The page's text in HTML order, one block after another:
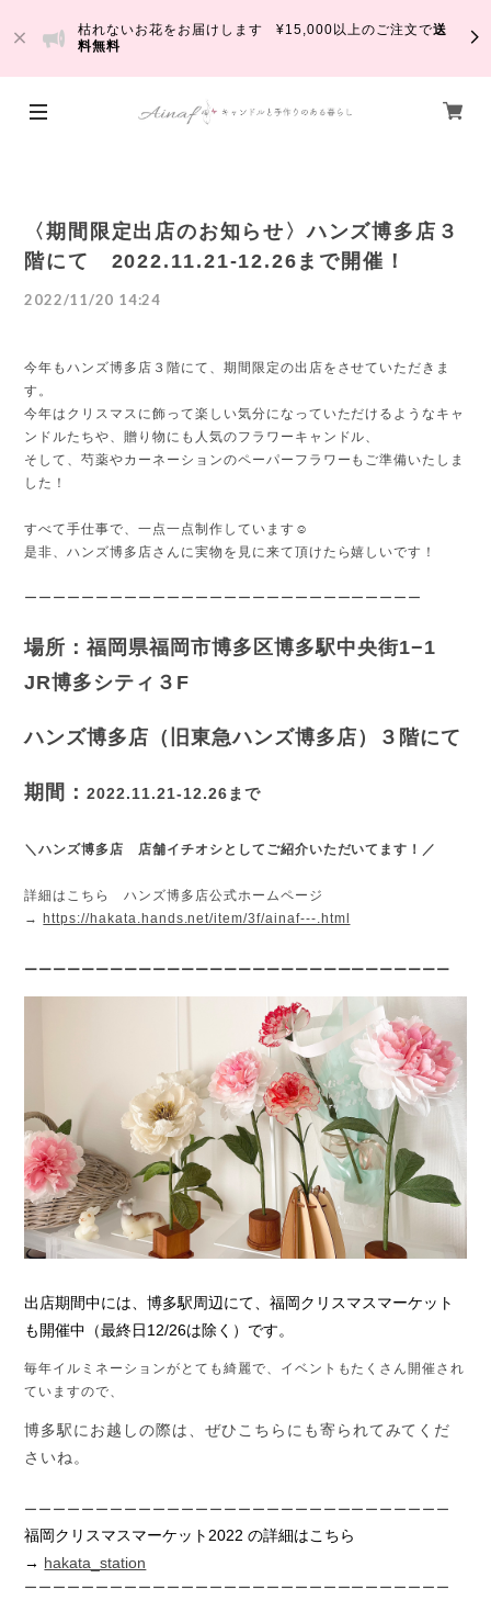
枯れないお花をお届けします ¥15,000以上のご注文で送
料無料
〈期間限定出店のお知らせ〉ハンズ博多店３
階にて 2022.11.21-12.26まで開催！
2022/11/20 14:24
今年もハンズ博多店３階にて、期間限定の出店をさせていただきま
す。
今年はクリスマスに飾って楽しい気分になっていただけるようなキャ
ンドルたちや、贈り物にも人気のフラワーキャンドル、
そして、芍薬やカーネーションのペーパーフラワーもご準備いたしま
した！
すべて手仕事で、一点一点制作しています☺️
是非、ハンズ博多店さんに実物を見に来て頂けたら嬉しいです！
ーーーーーーーーーーーーーーーーーーーーーーーーーーーー
場所：福岡県福岡市博多区博多駅中央街1−1
JR博多シティ３F
ハンズ博多店（旧東急ハンズ博多店）３階にて
期間：2022.11.21-12.26まで
＼ハンズ博多店 店舗イチオシとしてご紹介いただいてます！／
詳細はこちらハンズ博多店公式ホームページ
→ https://hakata.hands.net/item/3f/ainaf---.html
ーーーーーーーーーーーーーーーーーーーーーーーーーーーーーー
出店期間中には、博多駅周辺にて、福岡クリスマスマーケット
も開催中（最終日12/26は除く）です。
毎年イルミネーションがとても綺麗で、イベントもたくさん開催され
ていますので、
博多駅にお越しの際は、ぜひこちらにも寄られてみてくだ
さいね。
ーーーーーーーーーーーーーーーーーーーーーーーーーーーーーー
福岡クリスマスマーケット2022 の詳細はこちら
→ hakata_station
ーーーーーーーーーーーーーーーーーーーーーーーーーーーーーー